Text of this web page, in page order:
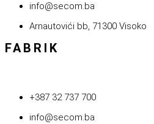
info@secom.ba
Arnautovići bb, 71300 Visoko
FABRIK
+387 32 737 700
info@secom.ba